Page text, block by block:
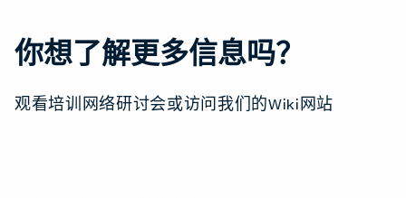
你想了解更多信息吗？
观看培训网络研讨会或访问我们的Wiki网站